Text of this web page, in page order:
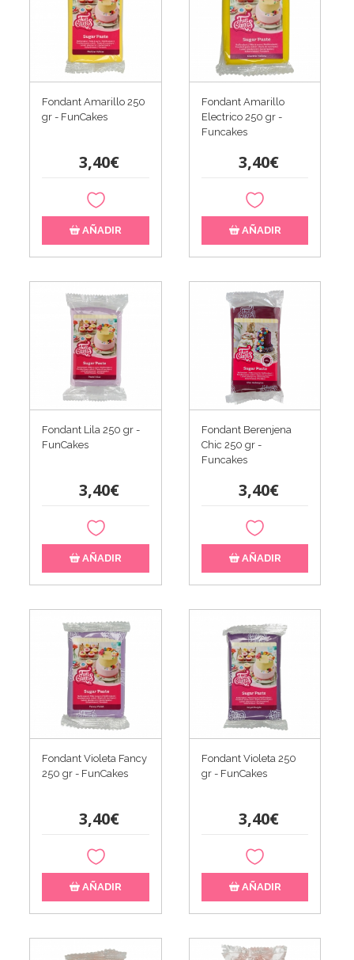
Fondant Amarillo 250
gr - FunCakes
3,40€
AÑADIR
Fondant Amarillo
Electrico 250 gr -
Funcakes
3,40€
AÑADIR
Fondant Lila 250 gr -
FunCakes
3,40€
AÑADIR
Fondant Berenjena
Chic 250 gr -
Funcakes
3,40€
AÑADIR
Fondant Violeta Fancy
250 gr - FunCakes
3,40€
AÑADIR
Fondant Violeta 250
gr - FunCakes
3,40€
AÑADIR